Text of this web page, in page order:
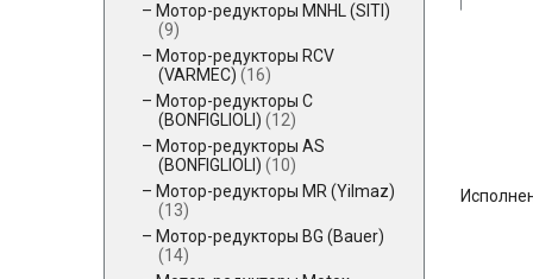
Мотор-редукторы MNHL (SITI)
(9)
Мотор-редукторы RCV
(VARMEC) (16)
Мотор-редукторы C
(BONFIGLIOLI) (12)
Мотор-редукторы AS
(BONFIGLIOLI) (10)
Мотор-редукторы MR (Yilmaz)
(13)
Мотор-редукторы BG (Bauer)
(14)